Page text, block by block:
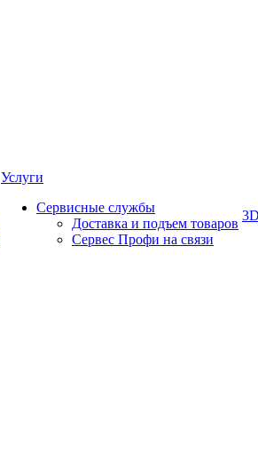
Услуги
Сервисные службы
Доставка и подъем товаров
Сервес Профи на связи